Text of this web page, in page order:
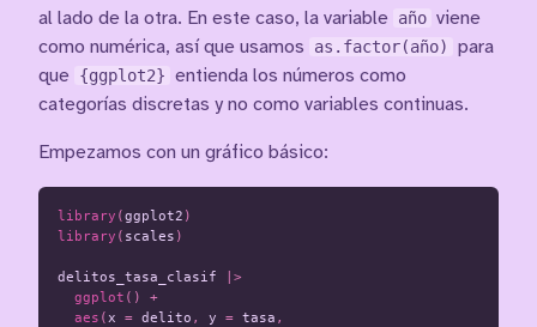
al lado de la otra. En este caso, la variable
año viene
como numérica, así que usamos
as.factor(año)
para
que
{ggplot2} entienda los números como
categorías discretas y no como variables continuas.
Empezamos con un gráfico básico:
library (ggplot2 )
library ( scales )
delitos_tasa_clasif
|>
ggplot ()
+
aes ( x = delito , y = tasa ,